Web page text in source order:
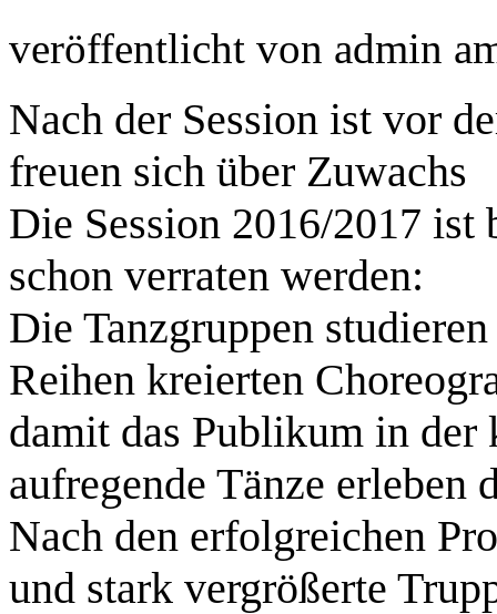
veröffentlicht von admin
Nach der Session ist vor
freuen sich über Zuwachs
Die Session 2016/2017
schon verraten werden:
Die Tanzgruppen
Reihen kreierten
damit das Publikum in der
aufregende Tänze erleben
Nach den erfolgreichen
und stark vergrößerte